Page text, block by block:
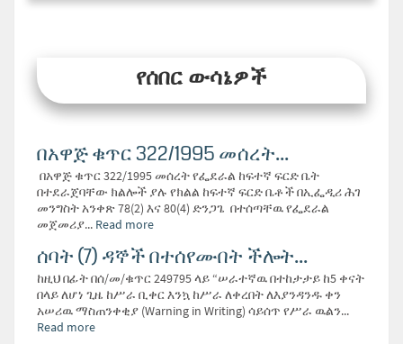
የሰበር ውሳኔዎች
በአዋጅ ቁጥር 322/1995 መሰረት...
በአዋጅ ቁጥር 322/1995 መሰረት የፌደራል ከፍተኛ ፍርድ ቤት
በተደራጀባቸው ክልሎች ያሉ የክልል ከፍተኛ ፍርድ ቤቶች በኢፌዲሪ ሕገ
መንግስት አንቀጽ 78(2) እና 80(4) ድንጋጌ በተሰጣቸዉ የፌደራል
መጀመሪያ... Read more
ሰባት (7) ዳኞች በተሰየሙበት ችሎት...
ከዚህ በፊት በሰ/መ/ቁጥር 249795 ላይ “ሠራተኛዉ በተከታታይ ከ5 ቀናት
በላይ ለሆነ ጊዜ ከሥራ ቢቀር እንኳ ከሥራ ለቀረበት ለእያንዳንዱ ቀን
አሠሪዉ ማስጠንቀቂያ (Warning in Writing) ሳይሰጥ የሥራ ዉልን...
Read more